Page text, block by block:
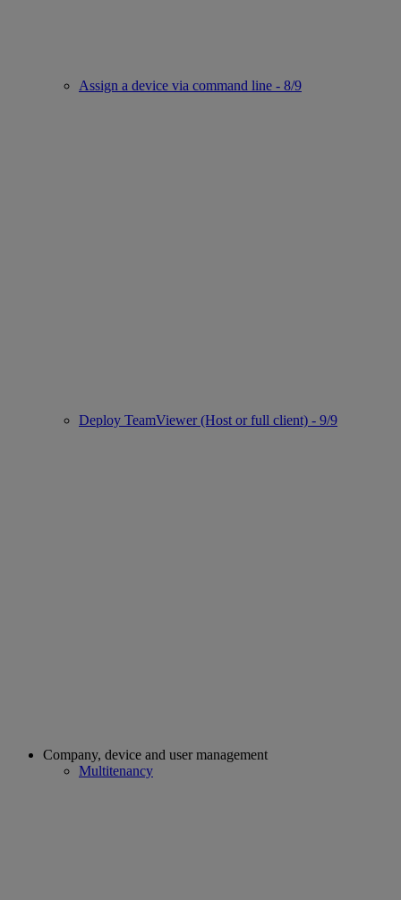
Assign a device via command line - 8/9
Deploy TeamViewer (Host or full client) - 9/9
Company, device and user management
Multitenancy